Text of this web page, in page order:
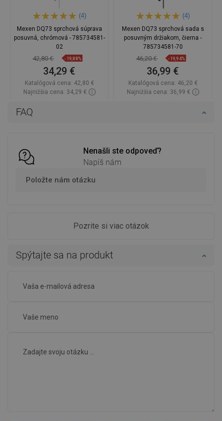
FAQ
Nenašli ste odpoveď?
Napíš nám
Položte nám otázku
Pozrite si viac otázok
Spýtajte sa na produkt
(4)
Mexen DQ73 sprchová súprava
posuvná, chrómová - 785734581-
02
42,80 € -19,88%
34,29 €
Katalógová cena: 42,80 €
Najnižšia cena: 34,29 €
(4)
Mexen DQ73 sprchová sada s
posuvným držiakom, čierna -
785734581-70
46,20 € -19,94%
36,99 €
Katalógová cena: 46,20 €
Najnižšia cena: 36,99 €